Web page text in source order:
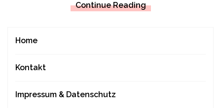
Continue Reading
Home
Kontakt
Impressum & Datenschutz